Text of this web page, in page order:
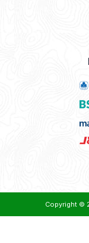
Copyright ©